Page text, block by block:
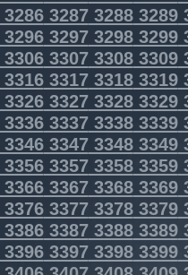
328732883289
329732983299
330733083309
331733183319
332733283329
333733383339
334733483349
335733583359
336733683369
337733783379
338733883389
339733983399